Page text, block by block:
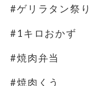
#ゲリラタン祭り
#1キロおかず
#焼肉弁当
#焼肉くう